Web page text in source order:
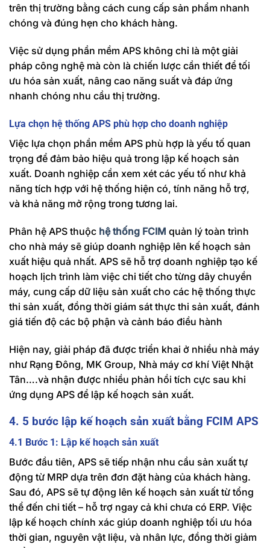
trên thị trường bằng cách cung cấp sản phẩm nhanh
chóng và đúng hẹn cho khách hàng.
Việc sử dụng phần mềm APS không chỉ là một giải
pháp công nghệ mà còn là chiến lược cần thiết để tối
ưu hóa sản xuất, nâng cao năng suất và đáp ứng
nhanh chóng nhu cầu thị trường.
Lựa chọn hệ thống APS phù hợp cho doanh nghiệp
Việc lựa chọn phần mềm APS phù hợp là yếu tố quan
trọng để đảm bảo hiệu quả trong lập kế hoạch sản
xuất. Doanh nghiệp cần xem xét các yếu tố như khả
năng tích hợp với hệ thống hiện có, tính năng hỗ trợ,
và khả năng mở rộng trong tương lai.
Phân hệ APS thuộc hệ thống FCIM quản lý toàn trình
cho nhà máy sẽ giúp doanh nghiệp lên kế hoạch sản
xuất hiệu quả nhất. APS sẽ hỗ trợ doanh nghiệp tạo kế
hoạch lịch trình làm việc chi tiết cho từng dây chuyền
máy, cung cấp dữ liệu sản xuất cho các hệ thống thực
thi sản xuất, đồng thời giám sát thực thi sản xuất, đánh
giá tiến độ các bộ phận và cảnh báo điều hành
Hiện nay, giải pháp đã được triển khai ở nhiều nhà máy
như Rạng Đông, MK Group, Nhà máy cơ khí Việt Nhật
Tân….và nhận được nhiều phản hồi tích cực sau khi
ứng dụng APS để lập kế hoạch sản xuất.
4. 5 bước lập kế hoạch sản xuất bằng FCIM APS
4.1 Bước 1: Lập kế hoạch sản xuất
Bước đầu tiên, APS sẽ tiếp nhận nhu cầu sản xuất tự
động từ MRP dựa trên đơn đặt hàng của khách hàng.
Sau đó, APS sẽ tự động lên kế hoạch sản xuất từ tổng
thể đến chi tiết – hỗ trợ ngay cả khi chưa có ERP. Việc
lập kế hoạch chính xác giúp doanh nghiệp tối ưu hóa
thời gian, nguyên vật liệu, và nhân lực, đồng thời giảm